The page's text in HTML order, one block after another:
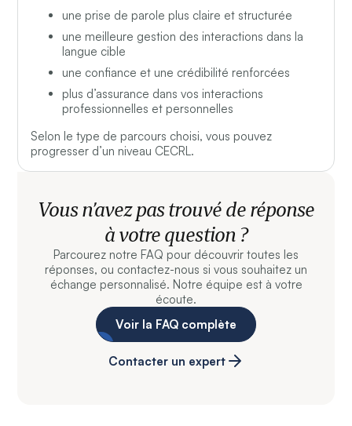
une prise de parole plus claire et structurée
une meilleure gestion des interactions dans la
langue cible
une confiance et une crédibilité renforcées
plus d’assurance dans vos interactions
professionnelles et personnelles
Selon le type de parcours choisi, vous pouvez
progresser d’un niveau CECRL.
Vous n’avez pas trouvé de réponse
à votre question ?
Parcourez notre FAQ pour découvrir toutes les
réponses, ou contactez-nous si vous souhaitez un
échange personnalisé. Notre équipe est à votre
écoute.
Voir la FAQ complète
Contacter un expert